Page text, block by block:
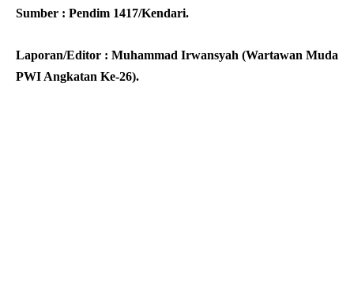
Sumber : Pendim 1417/Kendari.
Laporan/Editor : Muhammad Irwansyah (Wartawan Muda
PWI Angkatan Ke-26).